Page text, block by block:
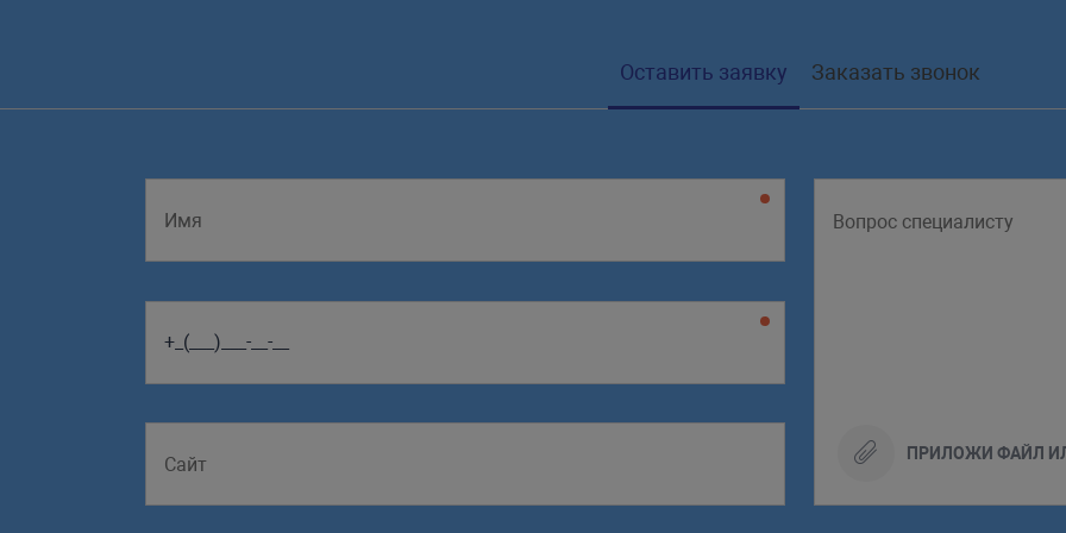
Оставить заявку Заказать звонок
ПРИЛОЖИ ФАЙЛ